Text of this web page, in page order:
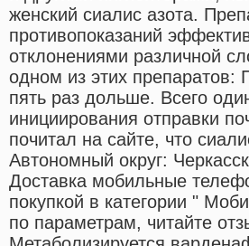
женский сиалис азота.
противопоказаний
отклонениями различной
одном из этих препаратов:
пять раз дольше. Всего
инициирования отправки
почитал на сайте, что
Автономный округ:
Доставка мобильные
покупкой в категории "
по параметрам, читайте